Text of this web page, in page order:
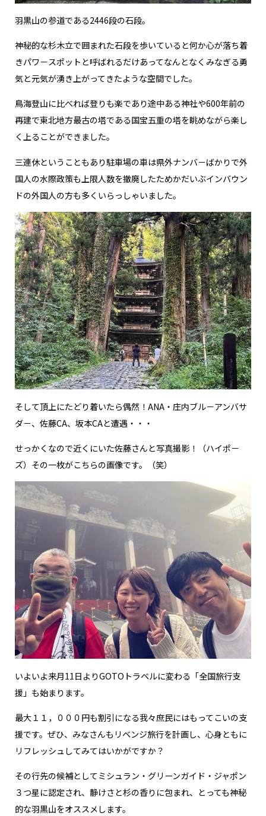
羽黒山の参道である2446段の石段。
神秘的な杉木立で囲まれた石段を歩いていると何か心が落ち着
きパワ－スポットと呼ばれるだけあってなんとなくみなぎる勇
気と元気が湧き上がってきたような空間でした。
鳥海登山に比べれば登りも楽であり途中ある神社や600年前の
再建で東北地方最古の塔である国宝五重の塔を眺めながら楽し
く上ることができました。
三連休ということもあり駐車場の車は県外ナンバ－ばかりで外
国人の水際政策も上限人数を撤廃したためかだいぶインバウン
ドの外国人の方も多くいらっしゃいました。
そして頂上にたどり着いたら偶然！ANA・庄内ブル－アンバサ
ダ－、佐藤CA、坂本CAと遭遇・・・
せっかくなので近くにいた佐藤さんと写真撮影！（ハイポ－
ズ）その一枚がこちらの画像です。（笑）
いよいよ来月11日よりGOTOトラベルに変わる「全国旅行支
援」も始まります。
最大１１，０００円も割引になる我々庶民にはもってこいの支
援です。ぜひ、みなさんもリベンジ旅行を計画し、心身ともに
リフレッシュしてみてはいかがですか？
その行先の候補としてミシュラン・グリーンガイド・ジャポン
３つ星に認定され、静けさと杉の香りに包まれ、とっても神秘
的な羽黒山をオススメします。